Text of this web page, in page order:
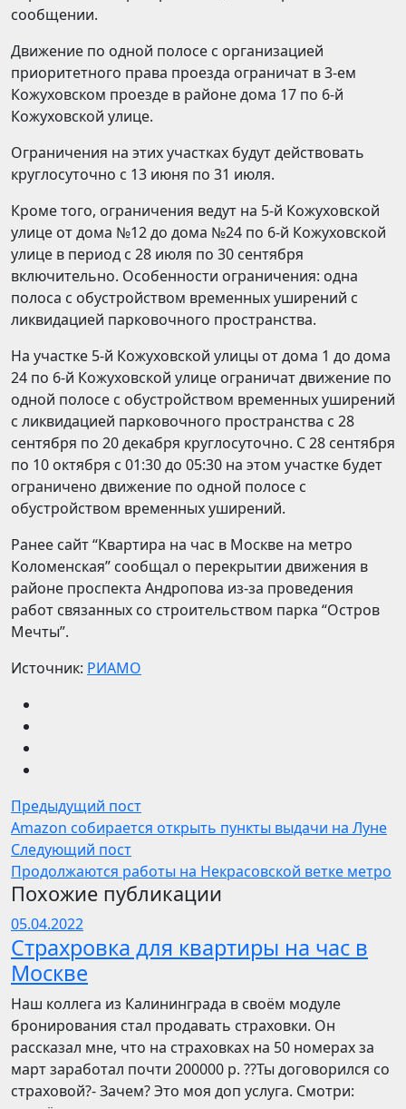
сообщении.
Движение по одной полосе с организацией
приоритетного права проезда ограничат в 3-ем
Кожуховском проезде в районе дома 17 по 6-й
Кожуховской улице.
Ограничения на этих участках будут действовать
круглосуточно с 13 июня по 31 июля.
Кроме того, ограничения ведут на 5-й Кожуховской
улице от дома №12 до дома №24 по 6-й Кожуховской
улице в период с 28 июля по 30 сентября
включительно. Особенности ограничения: одна
полоса с обустройством временных уширений с
ликвидацией парковочного пространства.
На участке 5-й Кожуховской улицы от дома 1 до дома
24 по 6-й Кожуховской улице ограничат движение по
одной полосе с обустройством временных уширений
с ликвидацией парковочного пространства с 28
сентября по 20 декабря круглосуточно. С 28 сентября
по 10 октября с 01:30 до 05:30 на этом участке будет
ограничено движение по одной полосе с
обустройством временных уширений.
Ранее сайт “Квартира на час в Москве на метро
Коломенская” сообщал о перекрытии движения в
районе проспекта Андропова из-за проведения
работ связанных со строительством парка “Остров
Мечты”.
Источник: РИАМО
Предыдущий пост
Amazon собирается открыть пункты выдачи на Луне
Следующий пост
Продолжаются работы на Некрасовской ветке метро
Похожие публикации
05.04.2022
Страхровка для квартиры на час в
Москве
Наш коллега из Калининграда в своём модуле
бронирования стал продавать страховки. Он
рассказал мне, что на страховках на 50 номерах за
март заработал почти 200000 р. ??Ты договорился со
страховой?- Зачем? Это моя доп услуга. Смотри: